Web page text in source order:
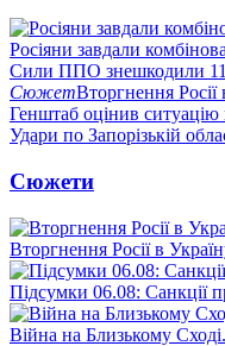
Росіяни завдали
Сили ППО знешкодили
СюжетВторгнення
Генштаб оцінив ситуацію
Удари по Запорізькій
Сюжети
Вторгнення Росії в
Підсумки 06.08: Санкції
Війна на Близькому